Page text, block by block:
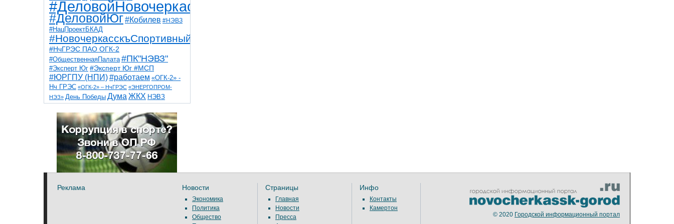
#ДеловойНовочеркасск
#ДеловойЮг#Кобилев #НЭВЗ
#НацПроектБКАД
#НовочеркасскъСпортивный
#НчГРЭС ПАО ОГК-2
#ОбщественнаяПалата #ПК"НЭВЗ"
#Эксперт Юг #Эксперт Юг #МСП
#ЮРГПУ (НПИ)#работаем «ОГК-2» -
Нч ГРЭС «ОГК-2» – НчГРЭС «ЭНЕРГОПРОМ-
НЭЗ» День Победы Дума ЖКХ НЭВЗ
НчГРЭС ТНТ
благоустройствоветераны выборы
детидороги казаки коррупция космос
общественная палата парк пожар роща
спорт театр транспорт художники
Реклама Новости
Экономика
Политика
Общество
Страницы
Главная
Новости
Пресса
Инфо
Контакты
Камертон
© 2020 Городской информационный портал